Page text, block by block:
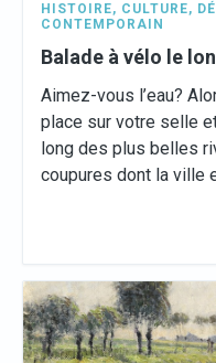
HISTOIRE, CULTURE,
CONTEMPORAIN
Balade à vélo le
Aimez-vous l’eau?
place sur votre selle
long des plus belles
coupures dont la ville